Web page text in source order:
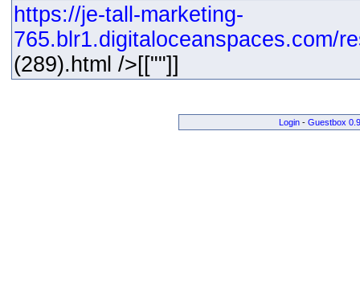
https://je-tall-marketing-
765.blr1.digitaloceanspaces.com/
(289).html />[[""]]
Login- Guestbox